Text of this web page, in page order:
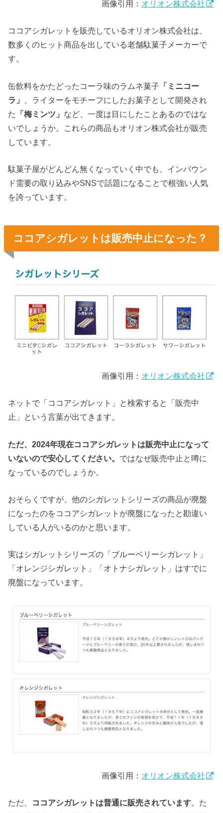
画像引用： オリオン株式会社
ココアシガレットを販売しているオリオン株式会社は、
数多くのヒット商品を出している老舗駄菓子メーカーで
す。
缶飲料をかたどったコーラ味のラムネ菓子 「ミニコー
ラ」
、ライターをモチーフにしたお菓子として開発され
た
「梅ミンツ」 など、一度は目にしたことあるのではな
いでしょうか。これらの商品もオリオン株式会社が販売
しています。
駄菓子屋がどんどん無くなっていく中でも、インバウン
ド需要の取り込みやSNSで話題になることで根強い人気
を誇っています。
ココアシガレットは販売中止になった？
画像引用： オリオン株式会社
ネットで「ココアシガレット」と検索すると「販売中
止」という言葉が出てきます。
ただ、2024年現在ココアシガレットは販売中止になって
いないので安心してください。 ではなぜ販売中止と噂に
なっているのでしょうか。
おそらくですが、他のシガレットシリーズの商品が廃盤
になったのをココアシガレットが廃盤になったと勘違い
している人がいるのかと思います。
実はシガレットシリーズの「ブルーベリーシガレット」
「オレンジシガレット」「オトナシガレット」はすでに
廃盤になっています。
画像引用： オリオン株式会社
ただ、 ココアシガレットは普通に販売されています。た